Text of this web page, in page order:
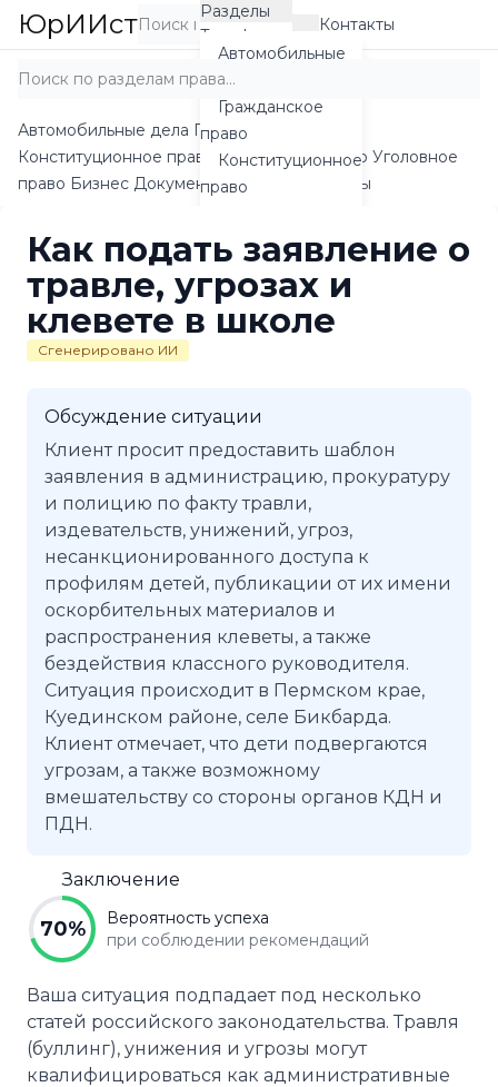
Перейти
ЮрИИст Разделы
Автомобильные
дела
Гражданское
право
Конституционное
право
право
Уголовное
право
Бизнес
Тарифы
Контакты
Автомобильные дела Гражданское право
Конституционное право
Социальное право Уголовное
право Бизнес Документы Тарифы Контакты
Как подать заявление о
травле, угрозах и
клевете в школе
Сгенерировано ИИ
Обсуждение ситуации
Клиент просит предоставить шаблон
заявления в администрацию, прокуратуру
и полицию по факту травли,
издевательств, унижений, угроз,
несанкционированного доступа к
профилям детей, публикации от их имени
оскорбительных материалов и
распространения клеветы, а также
бездействия классного руководителя.
Ситуация происходит в Пермском крае,
Куединском районе, селе Бикбарда.
Клиент отмечает, что дети подвергаются
угрозам, а также возможному
вмешательству со стороны органов КДН и
ПДН.
Заключение
70%
Вероятность успеха
при соблюдении рекомендаций
Ваша ситуация подпадает под несколько
статей российского законодательства. Травля
(буллинг), унижения и угрозы могут
квалифицироваться как административные